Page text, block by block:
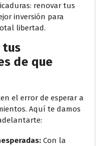
renovar tus
inversión para
libertad.
tus
de que
el error de esperar a
Aquí te damos
Con la